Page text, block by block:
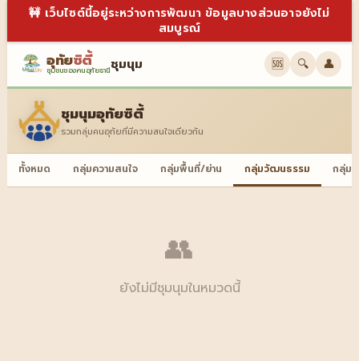
🚧 เว็บไซต์นี้อยู่ระหว่างการพัฒนา ข้อมูลบางส่วนอาจยังไม่
สมบูรณ์
อุทัยซิตี้
ชุมชนของคนอุทัยธานีชุมนุม 🆘 🔍 👤
ชุมนุมอุทัยซิตี้
รวมกลุ่มคนอุทัยที่มีความสนใจเดียวกัน
ทั้งหมด กลุ่มความสนใจ กลุ่มพื้นที่/ย่าน กลุ่มวัฒนธรรม กลุ่มอ
👥
ยังไม่มีชุมนุมในหมวดนี้